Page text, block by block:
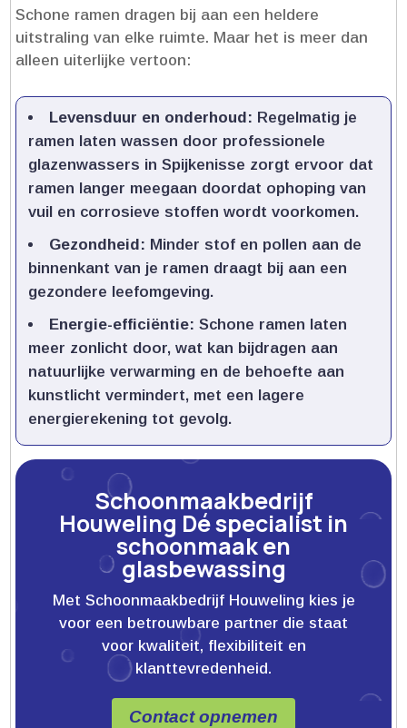
Schone ramen dragen bij aan een heldere
uitstraling van elke ruimte.​ Maar het is meer dan
alleen uiterlijke vertoon:
Levensduur en onderhoud: Regelmatig je
ramen laten wassen door professionele
glazenwassers in Spijkenisse zorgt ervoor dat
ramen langer meegaan doordat ophoping van
vuil en corrosieve stoffen wordt voorkomen.​
Gezondheid: Minder stof en pollen aan de
binnenkant van je ramen draagt bij aan een
gezondere leefomgeving.​
Energie-efficiëntie: Schone ramen laten
meer zonlicht door, wat kan bijdragen aan
natuurlijke verwarming en de behoefte aan
kunstlicht vermindert, met een lagere
energierekening tot gevolg.​
Schoonmaakbedrijf
Houweling Dé specialist in
schoonmaak en
glasbewassing
Met Schoonmaakbedrijf Houweling kies je
voor een betrouwbare partner die staat
voor kwaliteit, flexibiliteit en
klanttevredenheid.
Contact opnemen